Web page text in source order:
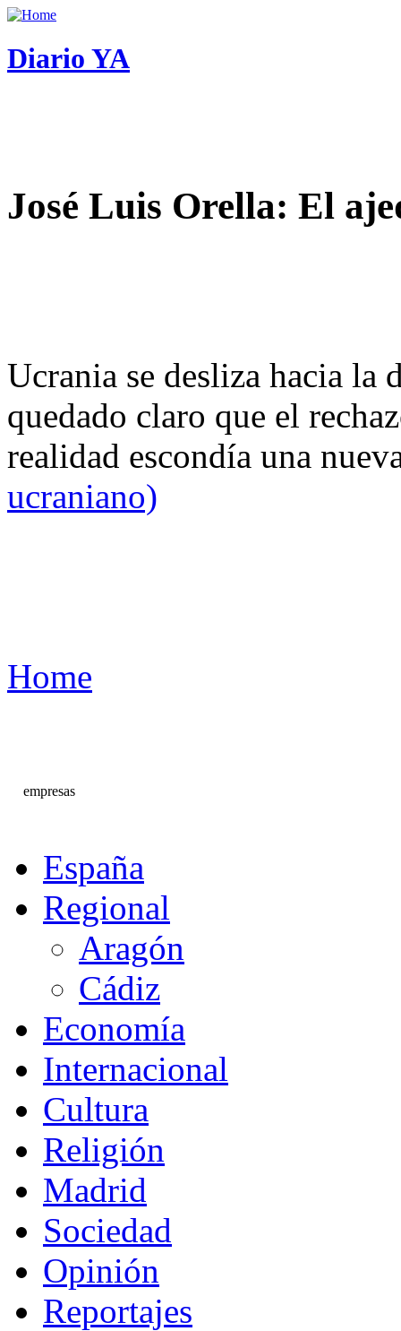
Diario YA
José Luis Orella: El
Ucrania se desliza hacia
quedado claro que el
realidad escondía una
ucraniano)
Home
empresas
España
Regional
Aragón
Cádiz
Economía
Internacional
Cultura
Religión
Madrid
Sociedad
Opinión
Reportajes